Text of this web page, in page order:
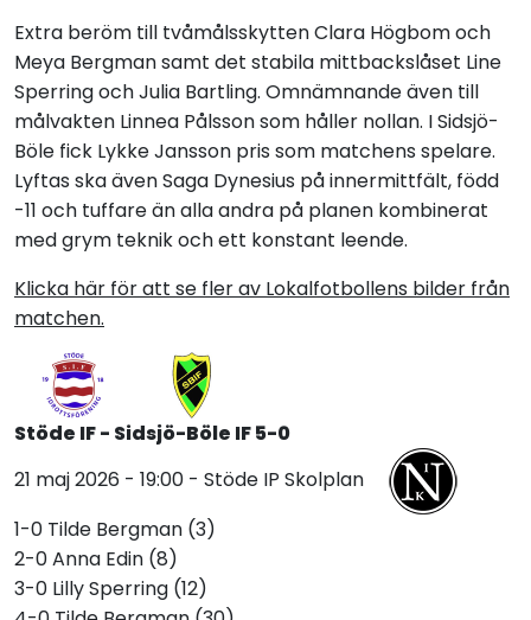
Extra beröm till tvåmålsskytten Clara Högbom och
Meya Bergman samt det stabila mittbackslåset Line
Sperring och Julia Bartling. Omnämnande även till
målvakten Linnea Pålsson som håller nollan. I Sidsjö-
Böle fick Lykke Jansson pris som matchens spelare.
Lyftas ska även Saga Dynesius på innermittfält, född
-11 och tuffare än alla andra på planen kombinerat
med grym teknik och ett konstant leende.
Klicka här för att se fler av Lokalfotbollens bilder från
matchen.
Stöde IF - Sidsjö-Böle IF 5-0
21 maj 2026 - 19:00 - Stöde IP Skolplan
1-0 Tilde Bergman (3)
2-0 Anna Edin (8)
3-0 Lilly Sperring (12)